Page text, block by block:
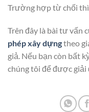
Trường hợp từ chối thì
Trên đây là bài tư vấn
phép xây dựngtheo
giả. Nếu bạn còn bất
chúng tôi để được giải